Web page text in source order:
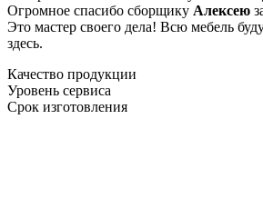
Огромное спасибо сборщику Алексею
Это мастер своего дела! Всю мебель
здесь.
Качество продукции
Уровень сервиса
Срок изготовления